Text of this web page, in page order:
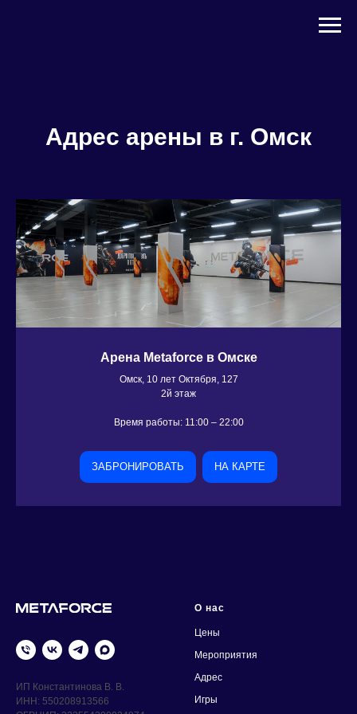
Адрес арены в г. Омск
Арена Metaforce в Омске
Омск, 10 лет Октября, 127
2й этаж
Время работы: 11:00 – 22:00
ЗАБРОНИРОВАТЬ НА КАРТЕ
ИП Константинова В. В.
ИНН: 550208913566
О нас
Цены
Мероприятия
Адрес
Игры